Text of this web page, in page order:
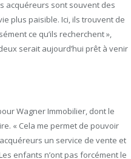
acquéreurs sont souvent des
plus paisible. Ici, ils trouvent de
ce qu’ils recherchent »,
serait aujourd’hui prêt à venir
Wagner Immobilier, dont le
« Cela me permet de pouvoir
un service de vente et
enfants n’ont pas forcément le